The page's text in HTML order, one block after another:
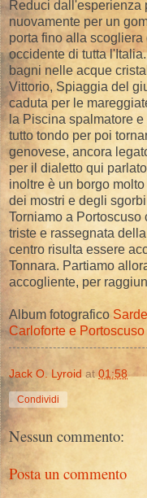
Reduci dall'esperienza
nuovamente per un
porta fino alla
occidente di tutta
bagni nelle acque
Vittorio, Spiaggia del
caduta per le
la Piscina spalmatore
tutto tondo per poi
genovese, ancora
per il dialetto qui
inoltre è un borgo
dei mostri e degli
Torniamo a Portoscuso
triste e rassegnata
centro risulta essere
Tonnara. Partiamo
accogliente, per
Album fotografico
Carloforte e Portoscuso
Jack O. Lyroid at 01:58
Condividi
Nessun commento:
Posta un commento